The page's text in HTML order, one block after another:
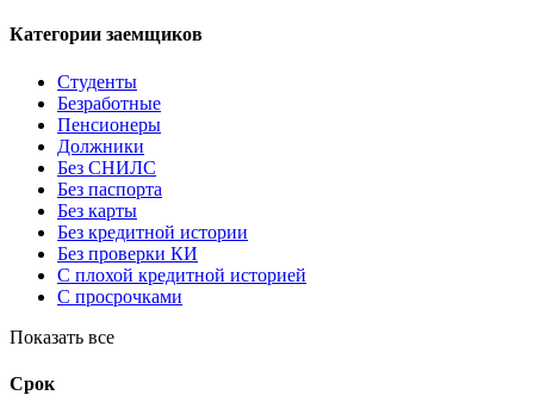
Категории заемщиков
Студенты
Безработные
Пенсионеры
Должники
Без СНИЛС
Без паспорта
Без карты
Без кредитной истории
Без проверки КИ
С плохой кредитной историей
С просрочками
Показать все
Срок